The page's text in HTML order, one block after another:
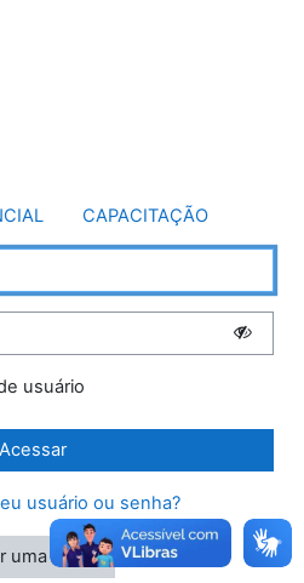
Capacitação
CAPACITAÇÃO
usuário
Acessar
usuário ou senha?
uma conta